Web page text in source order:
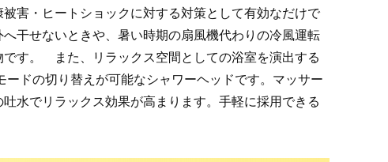
害・ヒートショックに対する対策として有効なだけで
干せないときや、暑い時期の扇風機代わりの冷風運転
す。 また、リラックス空間としての浴室を演出する
ドの切り替えが可能なシャワーヘッドです。マッサー
水でリラックス効果が高まります。手軽に採用できる